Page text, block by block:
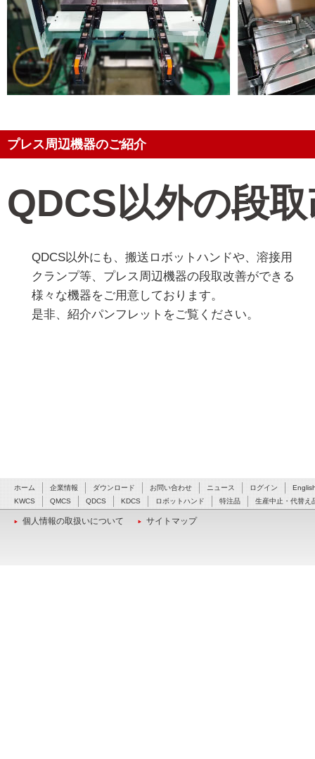
プレス周辺機器のご紹介
QDCS以外の段
QDCS以外にも、搬送ロボットハンドや、溶接用
クランプ等、プレス周辺機器の段取改善ができる
様々な機器をご用意しております。
是非、紹介パンフレットをご覧ください。
ホーム 企業情報 ダウンロード お問い合わせ ニュース ログイン
KWCS
QMCS QDCS KDCS ロボットハンド 特注品 生産中止・代替え
個人情報の取扱いについて サイトマップ